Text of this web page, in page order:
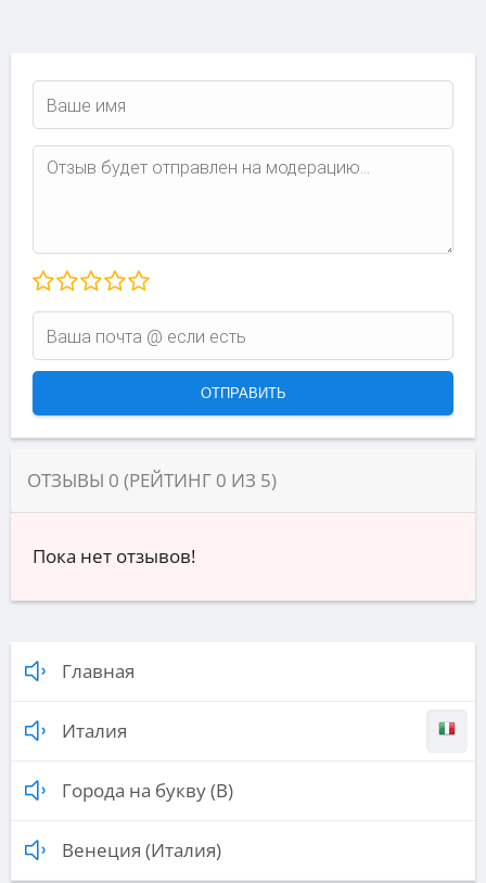
ОТЗЫВЫ 0 (РЕЙТИНГ 0 ИЗ 5)
Пока нет отзывов!
Главная
Италия
Города на букву (В)
Венеция (Италия)